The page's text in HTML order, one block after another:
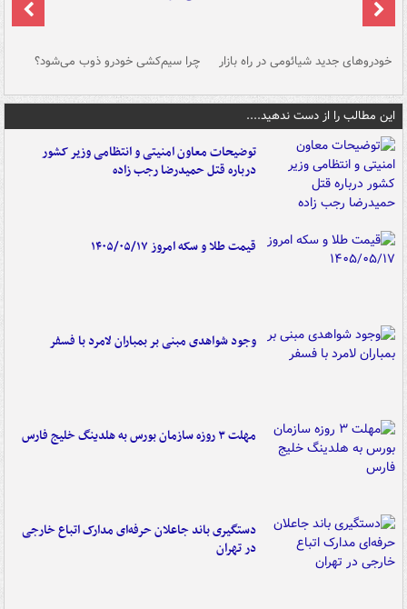
خودروهای جدید شیائومی در راه بازار چرا سیم‌کشی خودرو ذوب می‌شود؟
این مطالب را از دست ندهید....
توضیحات معاون امنیتی و انتظامی وزیر کشور
درباره قتل حمیدرضا رجب زاده
قیمت طلا و سکه امروز ۱۴۰۵/۰۵/۱۷
وجود شواهدی مبنی بر بمباران لامرد با فسفر
مهلت ۳ روزه سازمان بورس به هلدینگ خلیج فارس
دستگیری باند جاعلان حرفه‌ای مدارک اتباع خارجی
در تهران